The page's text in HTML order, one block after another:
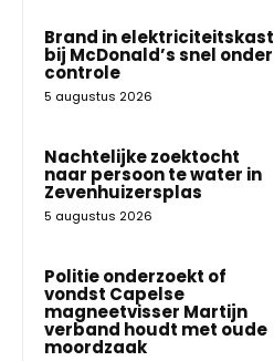
Brand in elektriciteitskast
bij McDonald’s snel onder
controle
5 augustus 2026
Nachtelijke zoektocht
naar persoon te water in
Zevenhuizersplas
5 augustus 2026
Politie onderzoekt of
vondst Capelse
magneetvisser Martijn
verband houdt met oude
moordzaak